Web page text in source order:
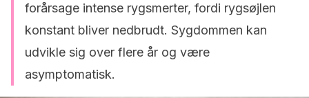
forårsage intense rygsmerter, fordi rygsøjlen
konstant bliver nedbrudt. Sygdommen kan
udvikle sig over flere år og være
asymptomatisk.